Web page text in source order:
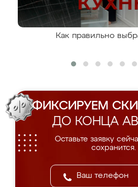
Как правильно
ФИКСИРУЕМ
ДО КОНЦА
Оставьте заявку
сохранится.